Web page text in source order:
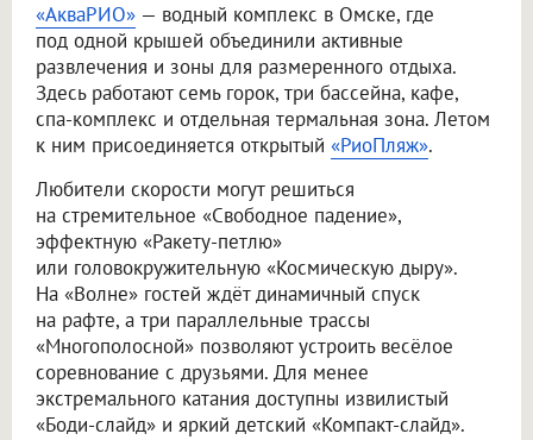
«АкваРИО» — водный комплекс в Омске, где
под одной крышей объединили активные
развлечения и зоны для размеренного отдыха.
Здесь работают семь горок, три бассейна, кафе,
спа-комплекс и отдельная термальная зона. Летом
к ним присоединяется открытый «РиоПляж».
Любители скорости могут решиться
на стремительное «Свободное падение»,
эффектную «Ракету-петлю»
или головокружительную «Космическую дыру».
На «Волне» гостей ждёт динамичный спуск
на рафте, а три параллельные трассы
«Многополосной» позволяют устроить весёлое
соревнование с друзьями. Для менее
экстремального катания доступны извилистый
«Боди-слайд» и яркий детский «Компакт-слайд».